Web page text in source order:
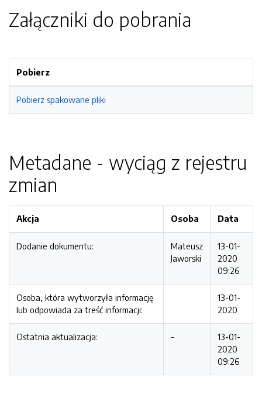
Załączniki do pobrania
Pobierz
Pobierz spakowane pliki
Metadane - wyciąg z rejestru
zmian
Akcja Osoba Data
Dodanie dokumentu:
Mateusz
Jaworski
13-01-
2020
09:26
Osoba, która wytworzyła informację
lub odpowiada za treść informacji:
13-01-
2020
Ostatnia aktualizacja: -
13-01-
2020
09:26